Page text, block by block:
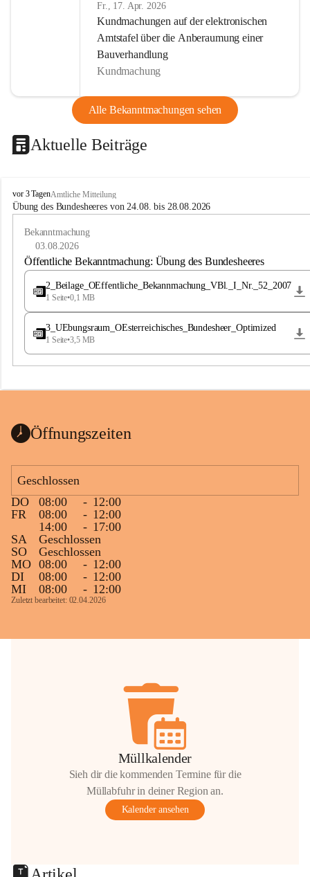
Fr., 17. Apr. 2026
Kundmachungen auf der elektronischen
Amtstafel über die Anberaumung einer
Bauverhandlung
Kundmachung
Alle Bekanntmachungen sehen
Aktuelle Beiträge
B
u
e
a
vor 3 TagenAmtliche Mitteilung
Übung des Bundesheeres von 24.08. bis 28.08.2026
Bekanntmachung
03.08.2026
Öffentliche Bekanntmachung: Übung des Bundesheeres
2_Beilage_OEffentliche_Bekannmachung_VBl._I_Nr._52_2007
1 Seite•0,1 MB
3_UEbungsraum_OEsterreichisches_Bundesheer_Optimized
1 Seite•3,5 MB
Öffnungszeiten
Geschlossen
DO
08:00 - 12:00
FR
08:00 - 12:00
14:00
- 17:00
SA
Geschlossen
SO
Geschlossen
MO 08:00 - 12:00
DI
08:00 - 12:00
MI
08:00 - 12:00
Zuletzt bearbeitet: 02.04.2026
Müllkalender
Sieh dir die kommenden Termine für die
Müllabfuhr in deiner Region an.
Kalender ansehen